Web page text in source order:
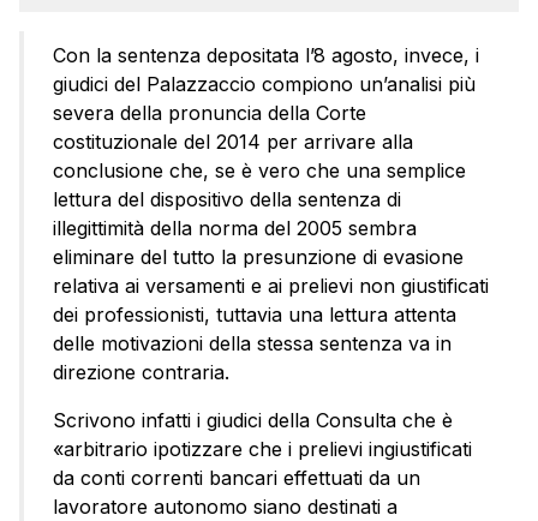
Con la sentenza depositata l’8 agosto, invece, i
giudici del Palazzaccio compiono un’analisi più
severa della pronuncia della Corte
costituzionale del 2014 per arrivare alla
conclusione che, se è vero che una semplice
lettura del dispositivo della sentenza di
illegittimità della norma del 2005 sembra
eliminare del tutto la presunzione di evasione
relativa ai versamenti e ai prelievi non giustificati
dei professionisti, tuttavia una lettura attenta
delle motivazioni della stessa sentenza va in
direzione contraria.
Scrivono infatti i giudici della Consulta che è
«arbitrario ipotizzare che i prelievi ingiustificati
da conti correnti bancari effettuati da un
lavoratore autonomo siano destinati a